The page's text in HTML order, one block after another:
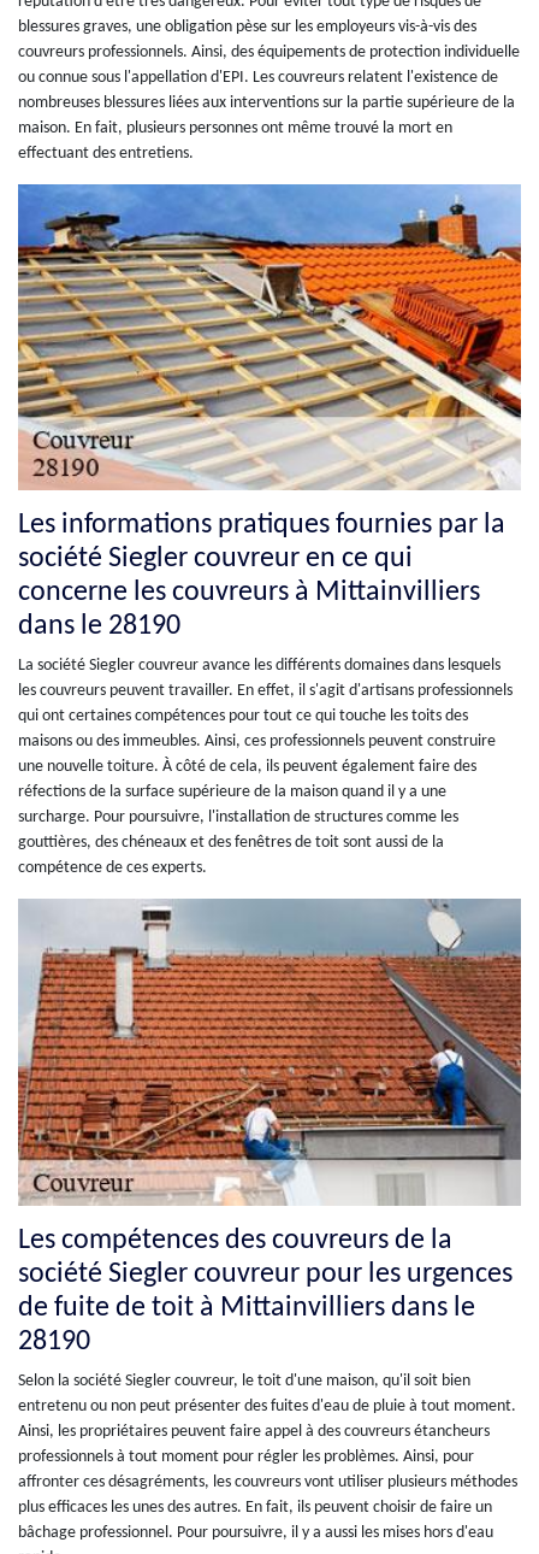
blessures graves, une obligation pèse sur les employeurs vis-à-vis des
couvreurs professionnels. Ainsi, des équipements de protection individuelle
ou connue sous l'appellation d'EPI. Les couvreurs relatent l'existence de
nombreuses blessures liées aux interventions sur la partie supérieure de la
maison. En fait, plusieurs personnes ont même trouvé la mort en
effectuant des entretiens.
Les informations pratiques fournies par la
société Siegler couvreur en ce qui
concerne les couvreurs à Mittainvilliers
dans le 28190
La société Siegler couvreur avance les différents domaines dans lesquels
les couvreurs peuvent travailler. En effet, il s'agit d'artisans professionnels
qui ont certaines compétences pour tout ce qui touche les toits des
maisons ou des immeubles. Ainsi, ces professionnels peuvent construire
une nouvelle toiture. À côté de cela, ils peuvent également faire des
réfections de la surface supérieure de la maison quand il y a une
surcharge. Pour poursuivre, l'installation de structures comme les
gouttières, des chéneaux et des fenêtres de toit sont aussi de la
compétence de ces experts.
Les compétences des couvreurs de la
société Siegler couvreur pour les urgences
de fuite de toit à Mittainvilliers dans le
28190
Selon la société Siegler couvreur, le toit d'une maison, qu'il soit bien
entretenu ou non peut présenter des fuites d'eau de pluie à tout moment.
Ainsi, les propriétaires peuvent faire appel à des couvreurs étancheurs
professionnels à tout moment pour régler les problèmes. Ainsi, pour
affronter ces désagréments, les couvreurs vont utiliser plusieurs méthodes
plus efficaces les unes des autres. En fait, ils peuvent choisir de faire un
bâchage professionnel. Pour poursuivre, il y a aussi les mises hors d'eau